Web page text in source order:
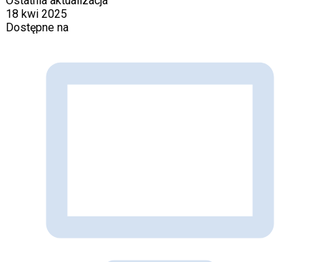
18 kwi 2025
Dostępne na